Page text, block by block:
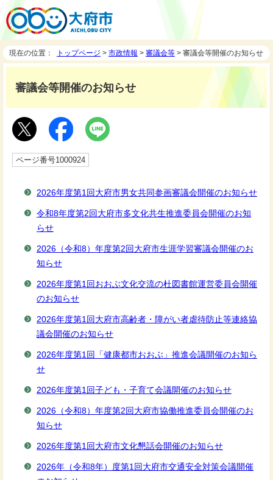
現在の位置： トップページ > 市政情報 > 審議会等 > 審議会等開催のお知らせ
審議会等開催のお知らせ
ページ番号1000924
2026年度第1回大府市男女共同参画審議会開催のお知らせ
令和8年度第2回大府市多文化共生推進委員会開催のお知
らせ
2026（令和8）年度第2回大府市生涯学習審議会開催のお
知らせ
2026年度第1回おおぶ文化交流の杜図書館運営委員会開催
のお知らせ
2026年度第1回大府市高齢者・障がい者虐待防止等連絡協
議会開催のお知らせ
2026年度第1回「健康都市おおぶ」推進会議開催のお知ら
せ
2026年度第1回子ども・子育て会議開催のお知らせ
2026（令和8）年度第2回大府市協働推進委員会開催のお
知らせ
2026年度第1回大府市文化懇話会開催のお知らせ
2026年（令和8年）度第1回大府市交通安全対策会議開催